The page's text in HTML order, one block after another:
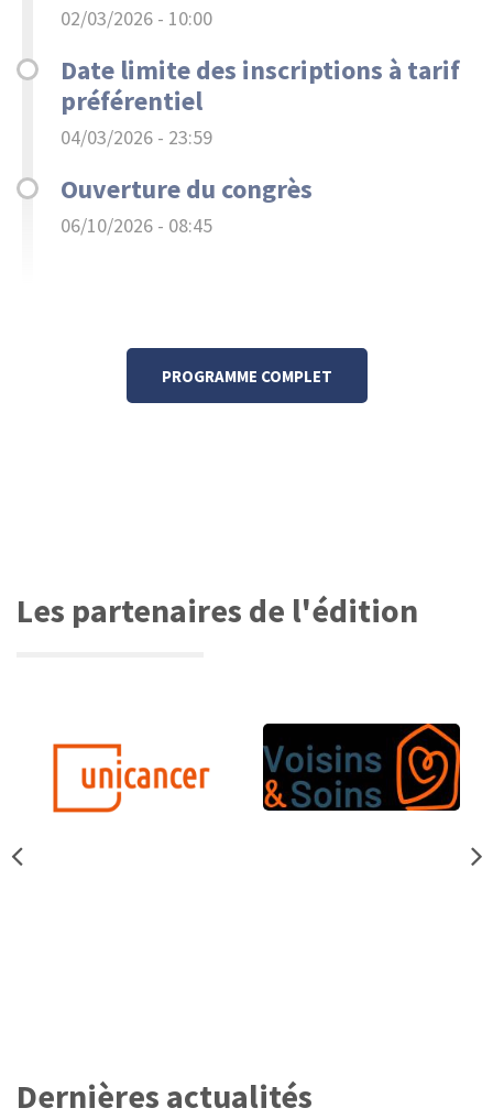
02/03/2026 - 10:00
Date limite des inscriptions à tarif
préférentiel
04/03/2026 - 23:59
Ouverture du congrès
06/10/2026 - 08:45
PROGRAMME COMPLET
Les partenaires de l'édition
Dernières actualités